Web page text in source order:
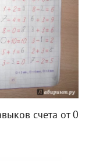
счета от 0